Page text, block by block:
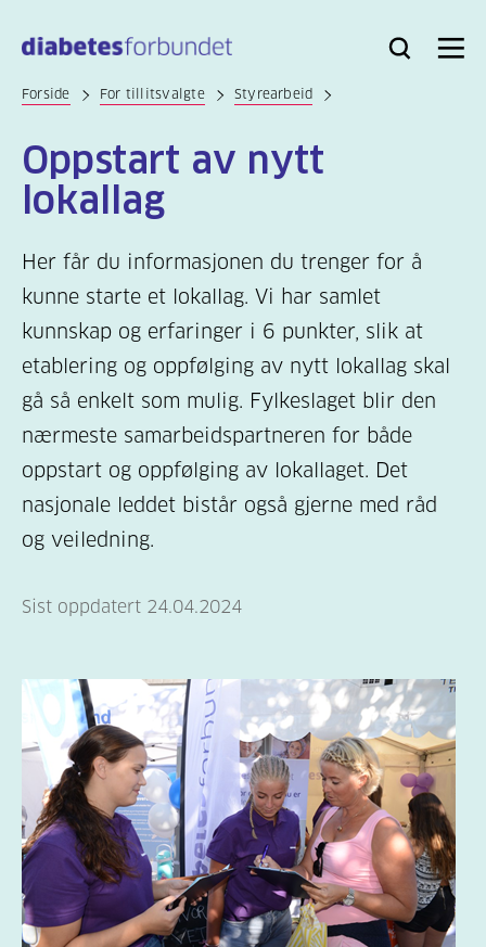
hovedinnhold
Bli
Logg
Søk Meny
Forside For tillitsvalgte Styrearbeid
Oppstart av nytt
lokallag
Her får du informasjonen du trenger for å
kunne starte et lokallag. Vi har samlet
kunnskap og erfaringer i 6 punkter, slik at
etablering og oppfølging av nytt lokallag skal
gå så enkelt som mulig. Fylkeslaget blir den
nærmeste samarbeidspartneren for både
oppstart og oppfølging av lokallaget. Det
nasjonale leddet bistår også gjerne med råd
og veiledning.
Sist oppdatert 24.04.2024